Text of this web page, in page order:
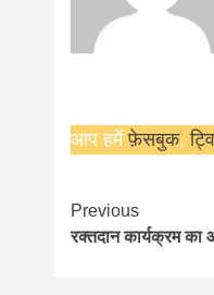
आप हमेंफ़ेसबुक,
Continue
Reading
Previous
रक्तदान कार्यक्रम का